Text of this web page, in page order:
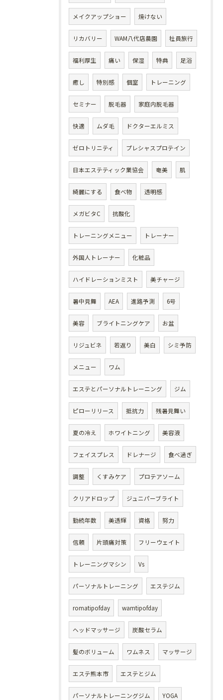
メイクアップショー 焼けない
リカバリー WAM八代店農園 社員旅行
福利厚生 痛い 保湿 特典 足浴
癒し 特別感 個室 トレーニング
セミナー 脱毛器 家庭内脱毛器
快適 ムダ毛 ドクターエルミス
ゼロトリニティ プレシャスプロテイン
日本エステティック業協会 奄美 肌
綺麗にする 食べ物 透明感
メガビタC 抗酸化
トレーニングメニュー トレーナー
外国人トレーナー 化粧品
ハイドレーションミスト 美チャージ
暑中見舞 AEA 進路予測 6号
美容 ブライトニングケア お盆
リジュビネ 若返り 美白 シミ予防
メニュー ワム
エステとパーソナルトレーニング ジム
ピローリリース 抵抗力 残暑見舞い
夏の冷え ホワイトニング 美容液
フェイスプレス ドレナージ 食べ過ぎ
調整 くすみケア プロテアソーム
クリアドロップ ジュニパーブライト
勤続年数 美透輝 資格 努力
信頼 片頭痛対策 フリーウェイト
トレーニングマシン Vs
パーソナルトレーニング エステジム
romatipofday wamtipofday
ヘッドマッサージ 炭酸セラム
髪のボリューム ワムネス マッサージ
エステ熊本市 エステとジム
パーソナルトレーニングジム YOGA